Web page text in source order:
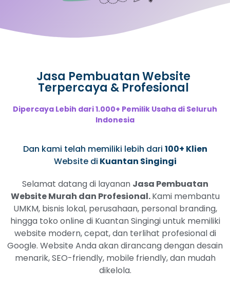
Jasa Pembuatan Website
Terpercaya & Profesional
Dipercaya Lebih dari 1.000+ Pemilik Usaha di Seluruh
Indonesia
Dan kami telah memiliki lebih dari 100+ Klien
Website di Kuantan Singingi
Selamat datang di layanan Jasa Pembuatan
Website Murah dan Profesional.Kami membantu
UMKM, bisnis lokal, perusahaan, personal branding,
hingga toko online di Kuantan Singingi untuk memiliki
website modern, cepat, dan terlihat profesional di
Google. Website Anda akan dirancang dengan desain
menarik, SEO-friendly, mobile friendly, dan mudah
dikelola.